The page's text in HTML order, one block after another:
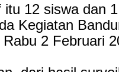
itu 12 siswa dan
Kegiatan
Rabu 2 Februari